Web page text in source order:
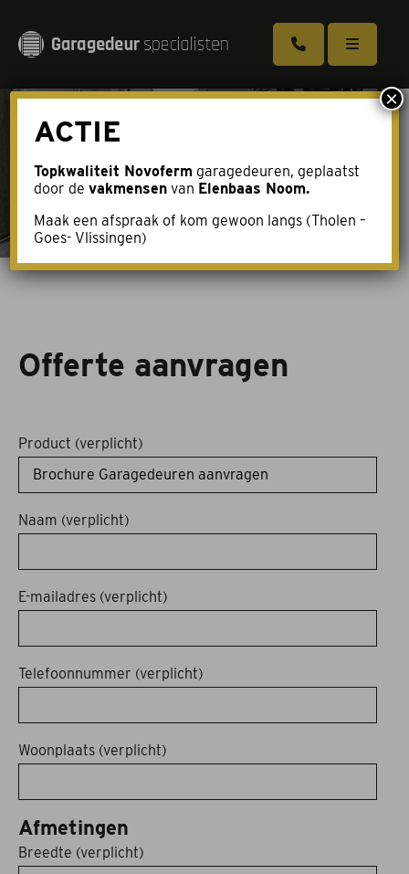
Garagedeur met loopdeur
Sectionaaldeuren
Puien voor de garage (Aluport)
Openslaande deuren (Duoport)
Brochure aanvragen
Acties
Afspraak maken
Contact
Offerte aanvragen
Product (verplicht)
Naam (verplicht)
E-mailadres (verplicht)
Telefoonnummer (verplicht)
Woonplaats (verplicht)
Afmetingen
Breedte (verplicht)
ACTIE
Topkwaliteit Novoferm garagedeuren, geplaatst
door devakmensen van Elenbaas Noom.
Maak een afspraak of kom gewoon langs (Tholen –
Goes- Vlissingen)
×